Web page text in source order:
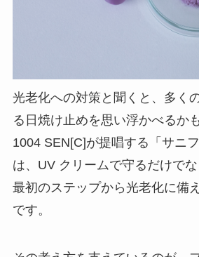
光老化への対策と聞くと、多く
る日焼け止めを思い浮かべるか
1004 SEN[C]が提唱する「サニ
は、UV クリームで守るだけで
最初のステップから光老化に備
です。